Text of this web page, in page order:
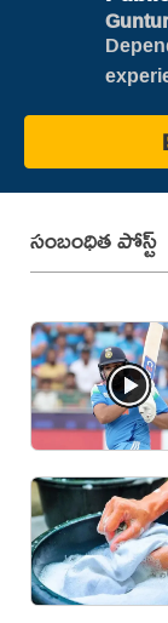
Guntur
సంబంధిత పోస్ట్